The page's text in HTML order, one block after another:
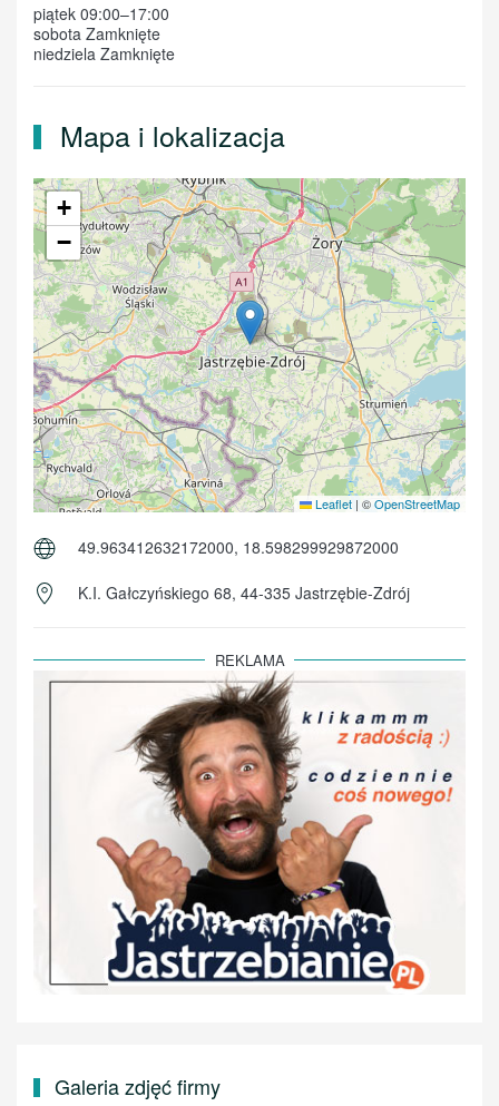
piątek 09:00–17:00
sobota Zamknięte
niedziela Zamknięte
Mapa i lokalizacja
+
−
Leaflet | ©OpenStreetMap
49.963412632172000, 18.598299929872000
K.I. Gałczyńskiego 68, 44-335 Jastrzębie-Zdrój
REKLAMA
Galeria zdjęć firmy